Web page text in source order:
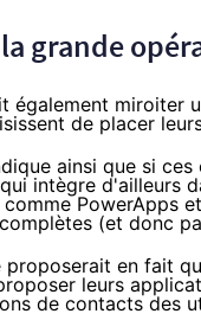
grande
également miroiter
de placer
ainsi que si
intègre d'ailleurs
PowerApps
(et donc
en fait
leurs
de contacts des